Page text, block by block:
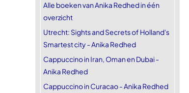
Alle boeken van Anika Redhed in één
overzicht
Utrecht: Sights and Secrets of Holland's
Smartest city - Anika Redhed
Cappuccino in Iran, Oman en Dubai -
Anika Redhed
Cappuccino in Curacao - Anika Redhed